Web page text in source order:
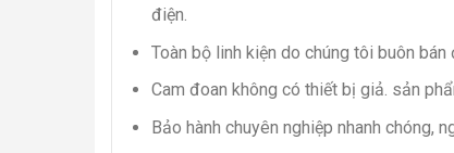
điện.
Toàn bộ linh kiện do chúng tôi buôn
Cam đoan không có thiết bị giả. sản
Bảo hành chuyên nghiệp nhanh chóng,